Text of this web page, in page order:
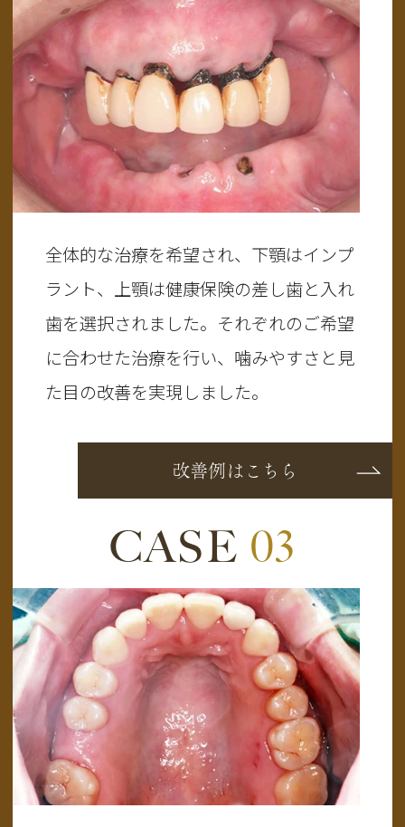
全体的な治療を希望され、下顎はインプ
ラント、上顎は健康保険の差し歯と入れ
歯を選択されました。それぞれのご希望
に合わせた治療を行い、噛みやすさと見
た目の改善を実現しました。
改善例はこちら
CASE 03